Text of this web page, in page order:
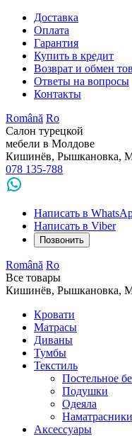
Доставка
Оплата
Гарантия
Купить в кредит
Возврат и обмен
Ответы на вопросы
Контакты
Română Ro
Салон турецкой
мебели в Молдове
Кишинёв, Рышкановка,
078 135-788
Написать в
Написать в Viber
Позвонить
Română Ro
Все товары
Кишинёв, Рышкановка,
Кровати
Матрасы
Диваны
Тумбы
Текстиль
Постельное
Подушки
Одеяла
Наматрасники
Аксессуары